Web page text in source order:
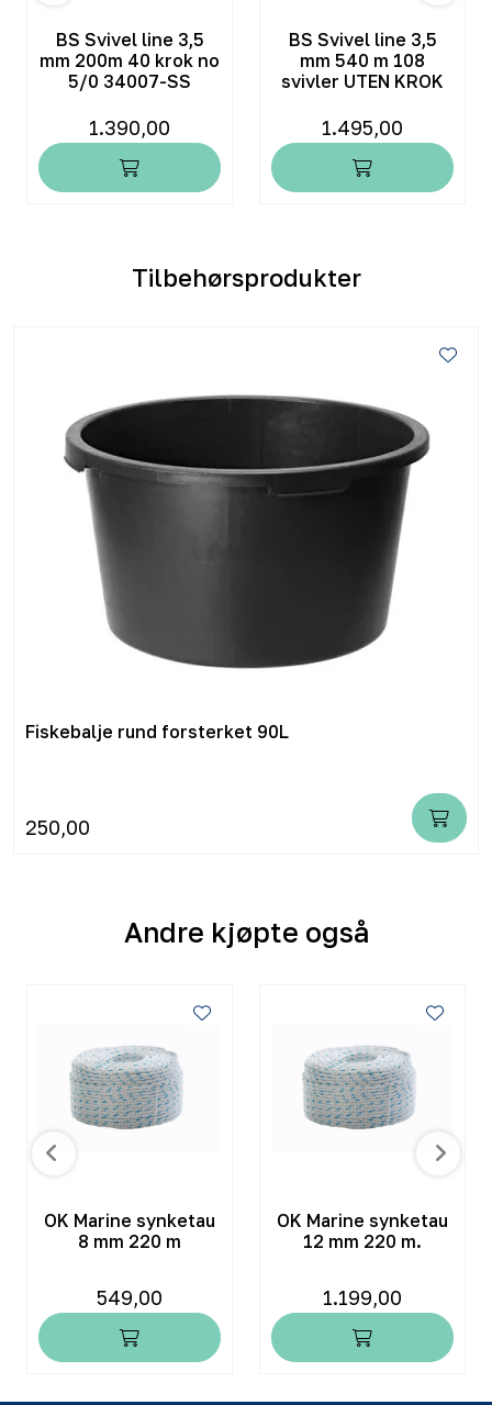
BS Svivel line 3,5
mm 200m 40 krok no
5/0 34007-SS
1.390,00
BS Svivel line 3,5
mm 540 m 108
svivler UTEN KROK
1.495,00
Tilbehørsprodukter
Fiskebalje rund forsterket 90L
250,00
Andre kjøpte også
OK Marine synketau
8 mm 220 m
549,00
OK Marine synketau
12 mm 220 m.
1.199,00